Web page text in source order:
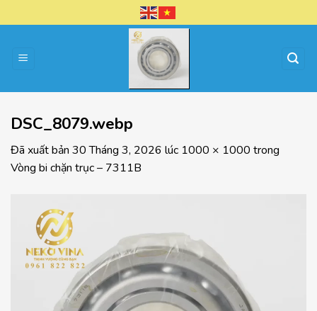
đến
dung
DSC_8079.webp
Đã xuất bản 30 Tháng 3, 2026 lúc 1000 × 1000 trong
Vòng bi chặn trục – 7311B